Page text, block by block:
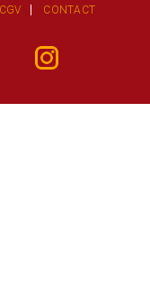
CGV CONTACT